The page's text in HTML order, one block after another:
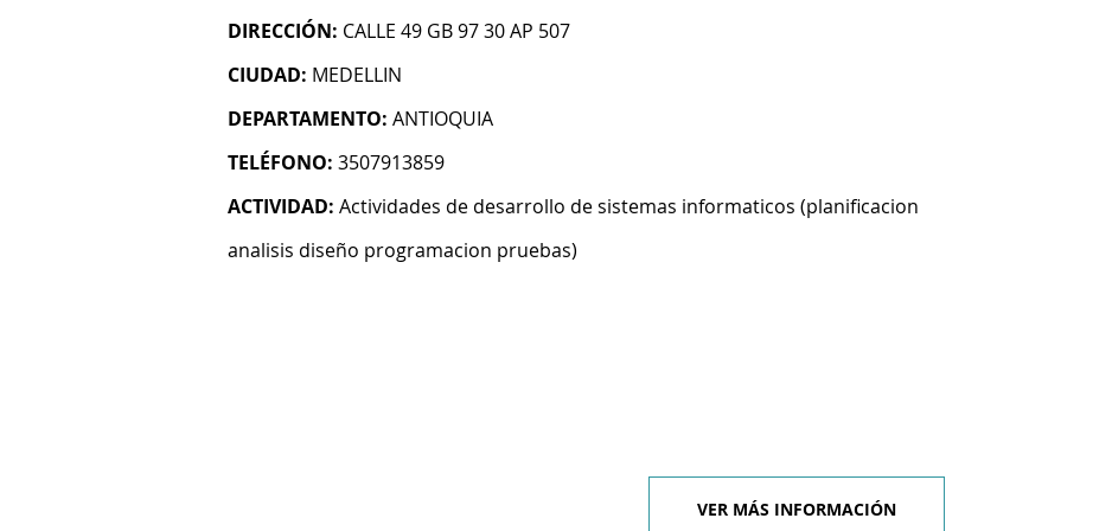
DIRECCIÓN: CALLE 49 GB 97 30 AP 507
CIUDAD: MEDELLIN
DEPARTAMENTO: ANTIOQUIA
TELÉFONO: 3507913859
ACTIVIDAD: Actividades de desarrollo de sistemas informaticos (planificacion
analisis diseño programacion pruebas)
VER MÁS INFORMACIÓN